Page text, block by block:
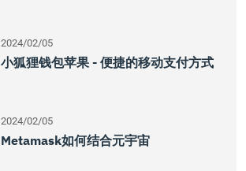
2024/02/05
小狐狸钱包苹果 - 便捷的移动支付方式
2024/02/05
Metamask如何结合元宇宙